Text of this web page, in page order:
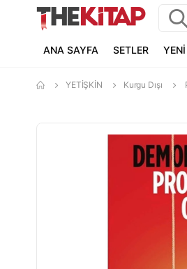
ANA SAYFA SETLER
YETİŞKİN Kurgu Dışı